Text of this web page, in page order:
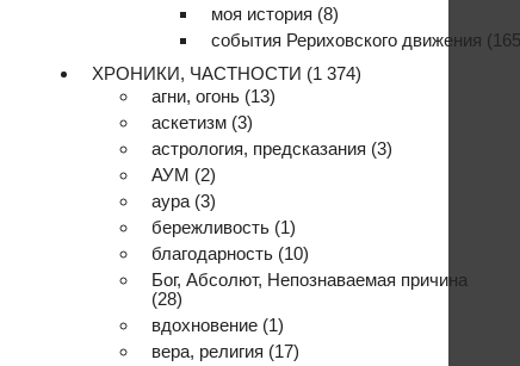
моя история (8)
события Рериховского движения
ХРОНИКИ, ЧАСТНОСТИ (1 374)
агни, огонь (13)
аскетизм (3)
астрология, предсказания (3)
АУМ (2)
аура (3)
бережливость (1)
благодарность (10)
Бог, Абсолют, Непознаваемая причина
(28)
вдохновение (1)
вера, религия (17)